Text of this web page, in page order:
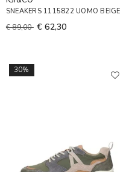
SNEAKERS 1115822 UOMO BEIGE
€ 89,00 € 62,30
30%